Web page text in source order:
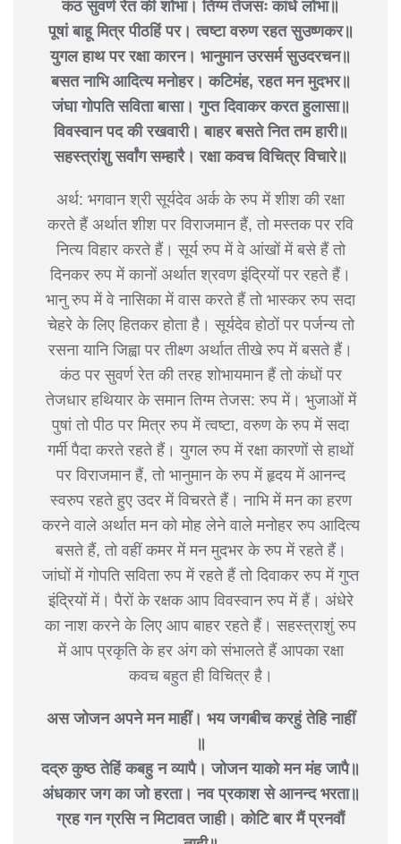
कंठ सुवर्ण रेत की शोभा। तिग्म तेजसः कांधे लोभा॥
पूषां बाहू मित्र पीठहिं पर। त्वष्टा वरुण रहत सुउष्णकर॥
युगल हाथ पर रक्षा कारन। भानुमान उरसर्म सुउदरचन॥
बसत नाभि आदित्य मनोहर। कटिमंह, रहत मन मुदभर॥
जंघा गोपति सविता बासा। गुप्त दिवाकर करत हुलासा॥
विवस्वान पद की रखवारी। बाहर बसते नित तम हारी॥
सहस्त्रांशु सर्वांग सम्हारै। रक्षा कवच विचित्र विचारे॥
अर्थ: भगवान श्री सूर्यदेव अर्क के रुप में शीश की रक्षा
करते हैं अर्थात शीश पर विराजमान हैं, तो मस्तक पर रवि
नित्य विहार करते हैं। सूर्य रुप में वे आंखों में बसे हैं तो
दिनकर रुप में कानों अर्थात श्रवण इंद्रियों पर रहते हैं।
भानु रुप में वे नासिका में वास करते हैं तो भास्कर रुप सदा
चेहरे के लिए हितकर होता है। सूर्यदेव होठों पर पर्जन्य तो
रसना यानि जिह्वा पर तीक्ष्ण अर्थात तीखे रुप में बसते हैं।
कंठ पर सुवर्ण रेत की तरह शोभायमान हैं तो कंधों पर
तेजधार हथियार के समान तिग्म तेजस: रुप में। भुजाओं में
पुषां तो पीठ पर मित्र रुप में त्वष्टा, वरुण के रुप में सदा
गर्मी पैदा करते रहते हैं। युगल रुप में रक्षा कारणों से हाथों
पर विराजमान हैं, तो भानुमान के रुप में हृदय में आनन्द
स्वरुप रहते हुए उदर में विचरते हैं। नाभि में मन का हरण
करने वाले अर्थात मन को मोह लेने वाले मनोहर रुप आदित्य
बसते हैं, तो वहीं कमर में मन मुदभर के रुप में रहते हैं।
जांघों में गोपति सविता रुप में रहते हैं तो दिवाकर रुप में गुप्त
इंद्रियों में। पैरों के रक्षक आप विवस्वान रुप में हैं। अंधेरे
का नाश करने के लिए आप बाहर रहते हैं। सहस्त्राशुं रुप
में आप प्रकृति के हर अंग को संभालते हैं आपका रक्षा
कवच बहुत ही विचित्र है।
अस जोजन अपने मन माहीं। भय जगबीच करहुं तेहि नाहीं
॥
दद्रु कुष्ठ तेहिं कबहु न व्यापै। जोजन याको मन मंह जापै॥
अंधकार जग का जो हरता। नव प्रकाश से आनन्द भरता॥
ग्रह गन ग्रसि न मिटावत जाही। कोटि बार मैं प्रनवौं